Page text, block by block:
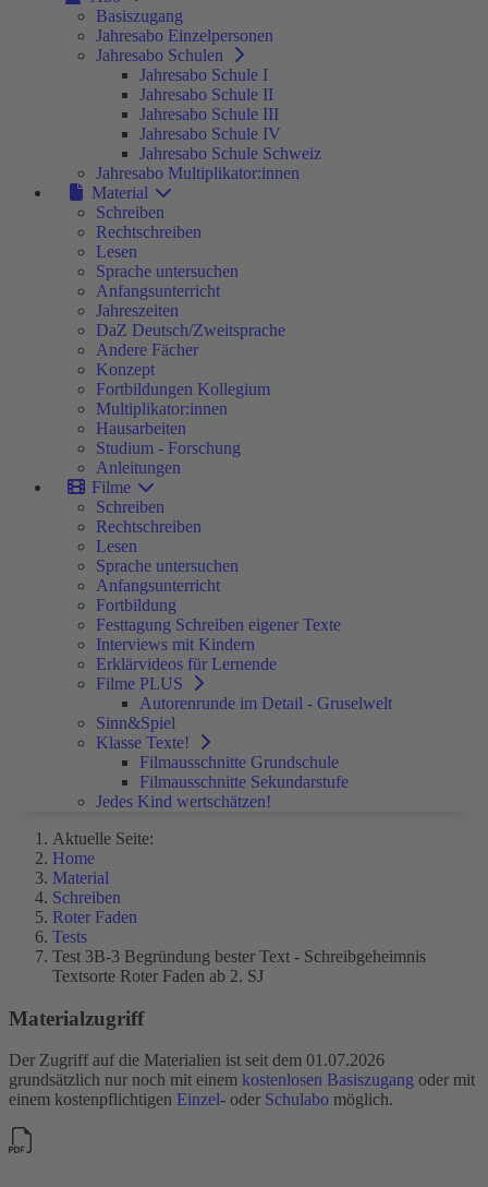
Basiszugang
Jahresabo Einzelpersonen
Jahresabo Schulen
Jahresabo Schule I
Jahresabo Schule II
Jahresabo Schule III
Jahresabo Schule IV
Jahresabo Schule Schweiz
Jahresabo Multiplikator:innen
Material
Schreiben
Rechtschreiben
Lesen
Sprache untersuchen
Anfangsunterricht
Jahreszeiten
DaZ Deutsch/Zweitsprache
Andere Fächer
Konzept
Fortbildungen Kollegium
Multiplikator:innen
Hausarbeiten
Studium - Forschung
Anleitungen
Filme
Schreiben
Rechtschreiben
Lesen
Sprache untersuchen
Anfangsunterricht
Fortbildung
Festtagung Schreiben eigener Texte
Interviews mit Kindern
Erklärvideos für Lernende
Filme PLUS
Autorenrunde im Detail - Gruselwelt
Sinn&Spiel
Klasse Texte!
Filmausschnitte Grundschule
Filmausschnitte Sekundarstufe
Jedes Kind wertschätzen!
Aktuelle Seite:
Home
Material
Schreiben
Roter Faden
Tests
Test 3B-3 Begründung bester Text - Schreibgeheimnis
Textsorte Roter Faden ab 2. SJ
Materialzugriff
Der Zugriff auf die Materialien ist seit dem 01.07.2026
grundsätzlich nur noch mit einem kostenlosen Basiszugang oder mit
einem kostenpflichtigen Einzel- oder Schulabo möglich.